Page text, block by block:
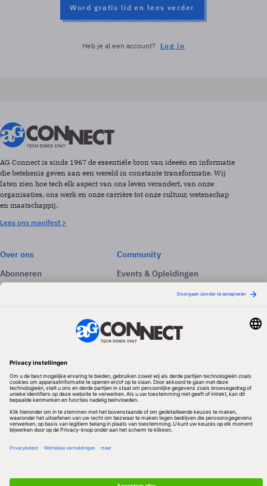
Word gratis lid en lees verder
Heb je al een account? Log in
AG Connect is sinds 1967 de essentiële bron van ideeën en informatie
die betekenis geven aan een wereld in constante transformatie. Wij
laten zien hoe tech elk aspect van ons leven verandert, van onze
organisaties, ons werk en onze carrière tot onze cultuur, wetenschap
en maatschappij.
Lees ons manifest >
Over ons
Abonneren
Adverteren
Community
Events & Opleidingen
Volg ons
Redactionele partner
Algemene Voorwaarden & Copyrights